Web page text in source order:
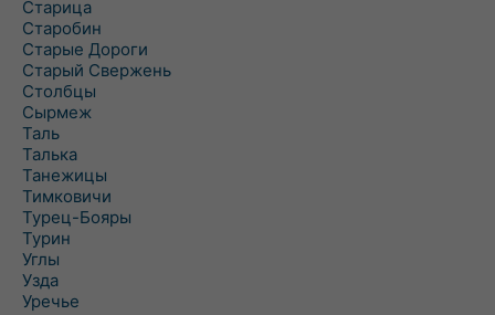
Старица
Старобин
Старые Дороги
Старый Свержень
Столбцы
Сырмеж
Таль
Талька
Танежицы
Тимковичи
Турец-Бояры
Турин
Углы
Узда
Уречье